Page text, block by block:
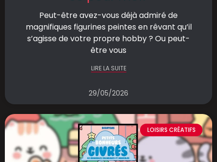
Peut-être avez-vous déjà admiré de
magnifiques figurines peintes en rêvant qu’il
s’agisse de votre propre hobby ? Ou peut-
être vous
LIRE LA SUITE
29/05/2026
LOISIRS CRÉATIFS